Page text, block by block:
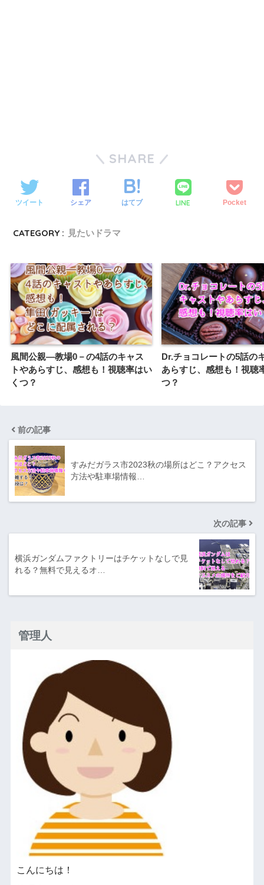
SHARE
ツイート シェア はてブ LINE Pocket
CATEGORY : 見たいドラマ
風間公親―教場0－の4話のキャス
トやあらすじ、感想も！視聴率はい
くつ？
Dr.チョコレートの5話の
あらすじ、感想も！視聴
つ？
前の記事
すみだガラス市2023秋の場所はどこ？アクセス
方法や駐車場情報…
次の記事
横浜ガンダムファクトリーはチケットなしで見
れる？無料で見えるオ…
管理人
こんにちは！